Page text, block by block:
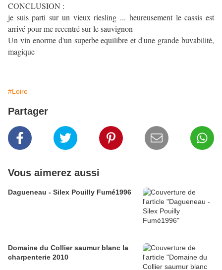
CONCLUSION :
je suis parti sur un vieux riesling ... heureusement le cassis est
arrivé pour me recentré sur le sauvignon
Un vin enorme d'un superbe equilibre et d'une grande buvabilité,
magique
#Loire
Partager
Vous aimerez aussi
Dagueneau - Silex Pouilly Fumé1996
Domaine du Collier saumur blanc la
charpenterie 2010